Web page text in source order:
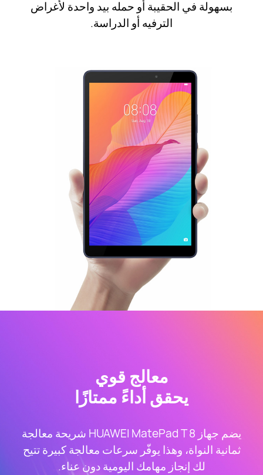
بسهولة في الحقيبة أو حمله بيد واحدة لأغراض
الترفيه أو الدراسة.
معالج قوي
يحقق أداءً ممتازًا
يضم جهاز HUAWEI MatePad T 8 شريحة معالجة
ثمانية النواة، وهذا يوفّر سرعات معالجة كبيرة تتيح
لك إنجاز مهامك اليومية دون عناء.